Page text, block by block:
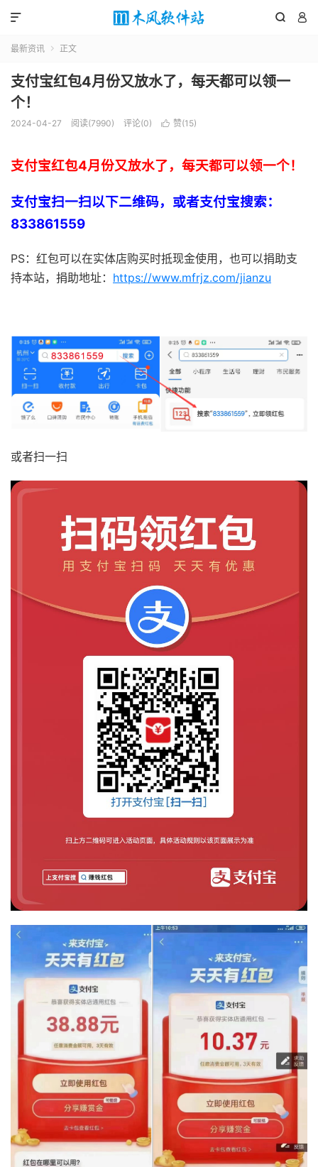
 

最新资讯  正文
支付宝红包4月份又放水了，每天都可以领一
个！
2024-04-27 阅读(7990) 评论(0)  赞(15)
支付宝红包4月份又放水了，每天都可以领一个！
支付宝扫一扫以下二维码，或者支付宝搜索：
833861559
PS：红包可以在实体店购买时抵现金使用，也可以捐助支
持本站，捐助地址： https://www.mfrjz.com/jianzu
或者扫一扫